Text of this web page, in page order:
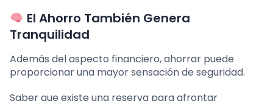
El Ahorro También Genera
Tranquilidad
Además del aspecto financiero, ahorrar puede
proporcionar una mayor sensación de seguridad.
Saber que existe una reserva para afrontar